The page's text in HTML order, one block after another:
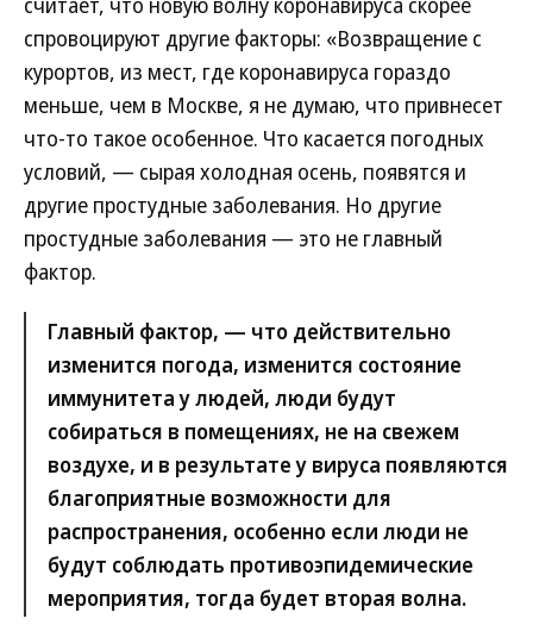
спровоцируют другие факторы: «Возвращение с
курортов, из мест, где коронавируса гораздо
меньше, чем в Москве, я не думаю, что привнесет
что-то такое особенное. Что касается погодных
условий, — сырая холодная осень, появятся и
другие простудные заболевания. Но другие
простудные заболевания — это не главный
фактор.
Главный фактор, — что действительно
изменится погода, изменится состояние
иммунитета у людей, люди будут
собираться в помещениях, не на свежем
воздухе, и в результате у вируса появляются
благоприятные возможности для
распространения, особенно если люди не
будут соблюдать противоэпидемические
мероприятия, тогда будет вторая волна.